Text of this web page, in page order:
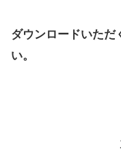
ダウンロードいただ
い。